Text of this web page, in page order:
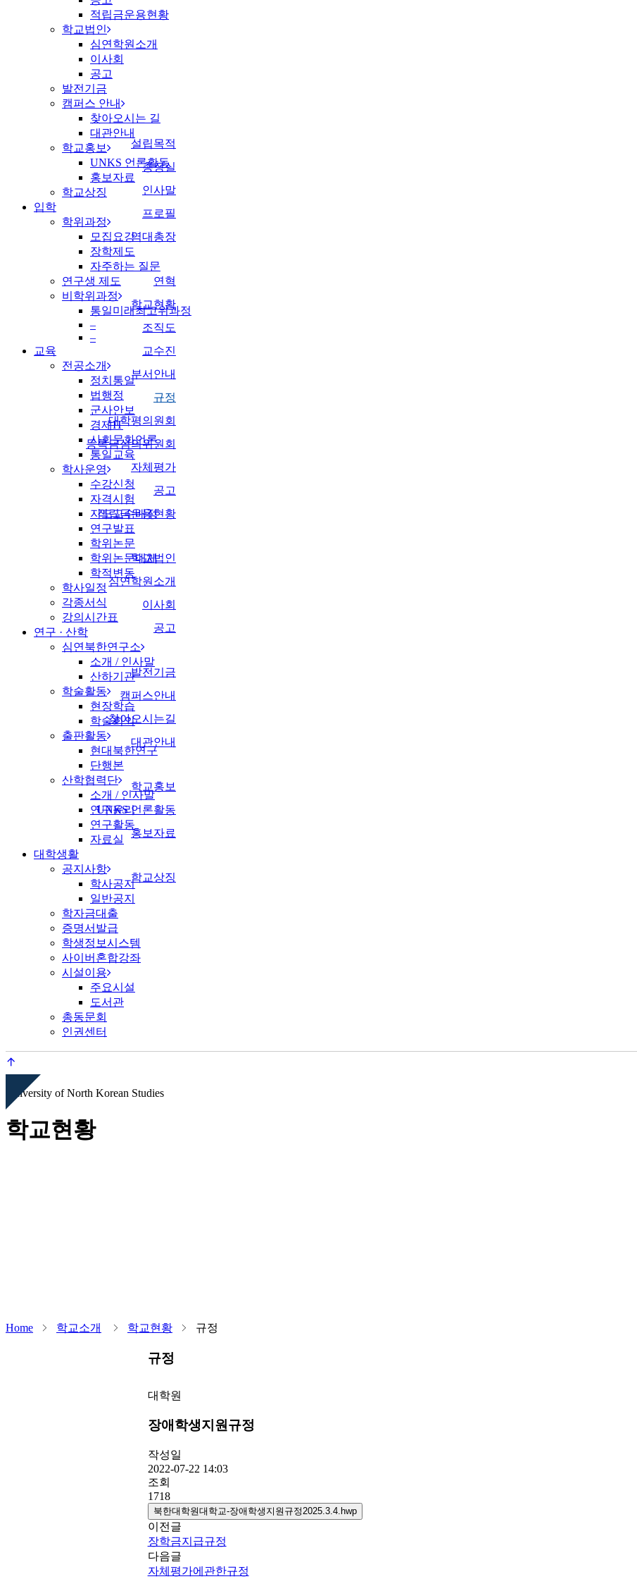
적립금운용현황
학교법인
심연학원소개
이사회
공고
발전기금
캠퍼스 안내
찾아오시는 길
대관안내
학교홍보
UNKS 언론활동
홍보자료
학교상징
입학
학위과정
모집요강
장학제도
자주하는 질문
연구생 제도
비학위과정
통일미래최고위과정
–
–
교육
전공소개
정치통일
법행정
군사안보
경제IT
사회문화언론
통일교육
학사운영
수강신청
자격시험
지도교수배정
연구발표
학위논문
학위논문대체
학적변동
학사일정
각종서식
강의시간표
연구 · 산학
심연북한연구소
소개 / 인사말
산하기관
학술활동
현장학습
학술회의
출판활동
현대북한연구
단행본
산학협력단
소개 / 인사말
연구윤리
연구활동
자료실
대학생활
공지사항
학사공지
일반공지
학자금대출
증명서발급
학생정보시스템
사이버혼합강좌
시설이용
주요시설
도서관
총동문회
인권센터
University of North Korean Studies
학교현황
Home 학교소개 학교현황 규정
설립목적
총장실
인사말
프로필
역대총장
연혁
학교현황
조직도
교수진
부서안내
규정
대학평의원회
등록금심의위원회
자체평가
공고
적립금운용현황
학교법인
심연학원소개
이사회
공고
발전기금
캠퍼스안내
찾아오시는길
대관안내
학교홍보
UNKS 언론활동
홍보자료
학교상징
규정
대학원
장애학생지원규정
작성일
2022-07-22 14:03
조회
1718
북한대학원대학교-장애학생지원규정2025.3.4.hwp
이전글
장학금지급규정
다음글
자체평가에관한규정